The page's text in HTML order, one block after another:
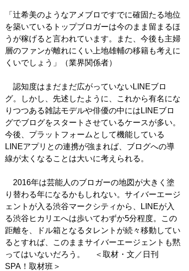
「辻希美のようなアメブロですでに確固たる地位
を築いているトップブロガーは今のまま留まるほ
うが稼げると言われています。また、今後も主婦
層のファンが離れにくい上地雄輔の移籍も考えに
くいでしょう」（業界関係者）
認知度はまだまだ広がっていないLINEブロ
グ。しかし、先述したように、これから有名にな
りつつある雑誌モデルや俳優の中にはLINEブロ
グでブログをスタートさせているケースが多い。
今後、プラットフォームとして機能している
LINEアプリとの連携が強まれば、ブログへの導
線が太くなることは大いに考えられる。
2016年は芸能人のブロガーの地図が大きく塗
り替わる年になるかもしれない。サイバーエージ
ェントが入る渋谷マークシティから、LINEが入
る渋谷ヒカリエへは歩いてわずか5分程度。この
距離を、ドル箱となるタレントが続々移動してい
るとすれば、このままサイバーエージェントも黙
ってはいないだろう。 ＜取材・文／日刊